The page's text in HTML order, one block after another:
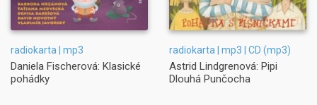
radiokarta | mp3
Daniela Fischerová: Klasické
pohádky
radiokarta | mp3 | CD (mp3)
Astrid Lindgrenová: Pipi
Dlouhá Punčocha